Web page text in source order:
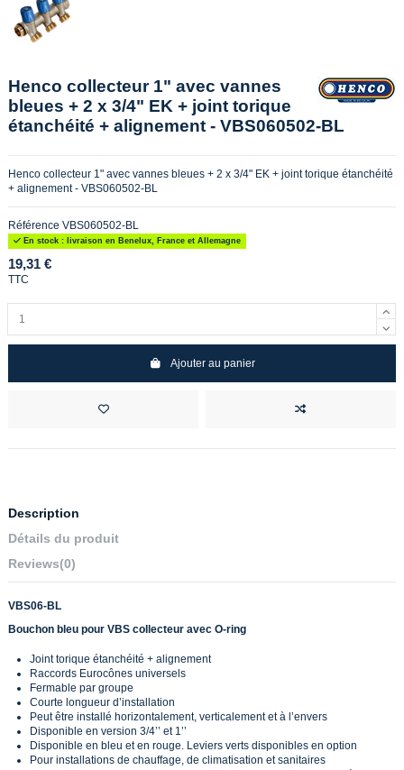
Henco collecteur 1" avec vannes
bleues + 2 x 3/4" EK + joint torique
étanchéité + alignement - VBS060502-BL
Henco collecteur 1" avec vannes bleues + 2 x 3/4" EK + joint torique étanchéité
+ alignement - VBS060502-BL
Référence VBS060502-BL
En stock : livraison en Benelux, France et Allemagne
19,31 €
TTC
Ajouter au panier
Description
Détails du produit
Reviews(0)
VBS06-BL
Bouchon bleu pour VBS collecteur avec O-ring
Joint torique étanchéité + alignement
Raccords Eurocônes universels
Fermable par groupe
Courte longueur d’installation
Peut être installé horizontalement, verticalement et à l’envers
Disponible en version 3/4’’ et 1’’
Disponible en bleu et en rouge. Leviers verts disponibles en option
Pour installations de chauffage, de climatisation et sanitaires